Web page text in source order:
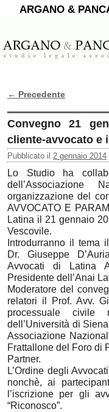
ARGANO &
Navigazione Articoli
← Precedente
Convegno 21
cliente-avvocato e
Pubblicato il 2 gennaio 2014
Lo Studio ha
dell’Associazione
organizzazione del
AVVOCATO E
Latina il 21 gennaio
Vescovile.
Introdurranno il tema
Dr. Giuseppe
Avvocati di Latina
Presidente dell’Anai
Moderatore del
relatori il Prof. Avv.
processuale civile
dell’Università di
Associazione
Frattallone del Foro di
Partner.
L’Ordine degli
nonchè, ai
l’iscrizione per gli
“Riconosco”.